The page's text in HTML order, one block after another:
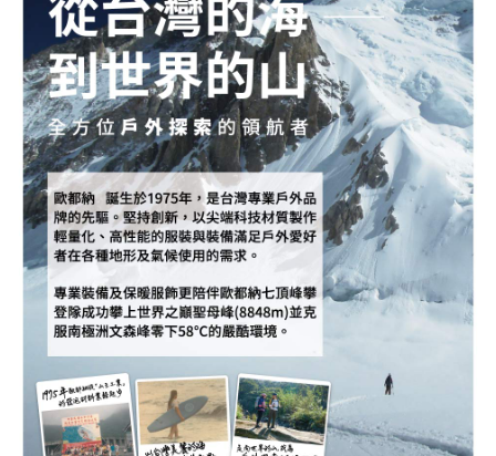
宅配貨到付款
每筆NT$130，滿NT$2,000(含以上)免運費